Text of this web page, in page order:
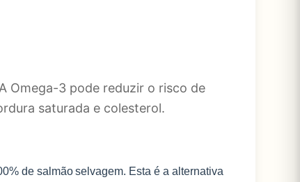
Omega-3 pode reduzir o risco de
saturada e colesterol.
de salmão selvagem. Esta é a alternativa